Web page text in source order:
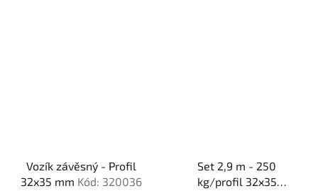
Vozík závěsný - Profil
32x35 mm Kód: 320036
Set 2,9 m - 250
kg/profil 32x35